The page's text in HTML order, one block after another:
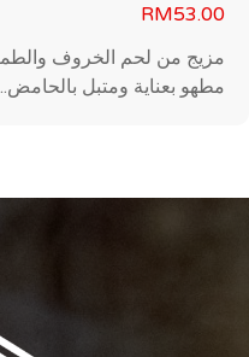
RM53.00
مزيج من لحم الخروف
مطهو بعناية ومتبل